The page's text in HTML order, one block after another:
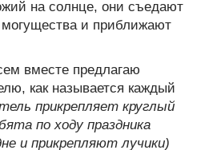
на солнце, они съедают
могущества и приближают
вместе предлагаю
как называется каждый
прикрепляет круглый
по ходу праздника
и прикрепляют лучики)